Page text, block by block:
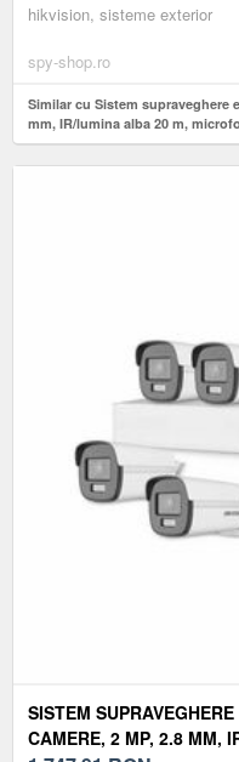
hikvision, sisteme exterior
spy-shop.ro
Similar cu Sistem supraveghere
mm, IR/lumina alba 20 m,
SISTEM
CAMERE, 2 MP, 2.8 MM,